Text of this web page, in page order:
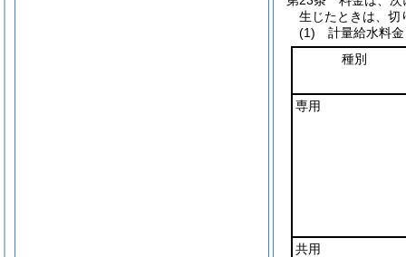
生じたときは、切
(1)
計量給水料金
種別
専用
共用